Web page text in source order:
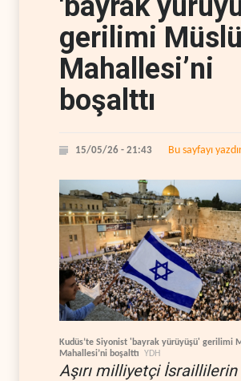
gerilimi
Mahallesi’ni
boşalttı
15/05/26 - 21:43 Bu sayfayı
Kudüs’te Siyonist 'bayrak yürüyüşü' gerilimi
Mahallesi’ni boşalttı YDH
Aşırı milliyetçi İsraillilerin